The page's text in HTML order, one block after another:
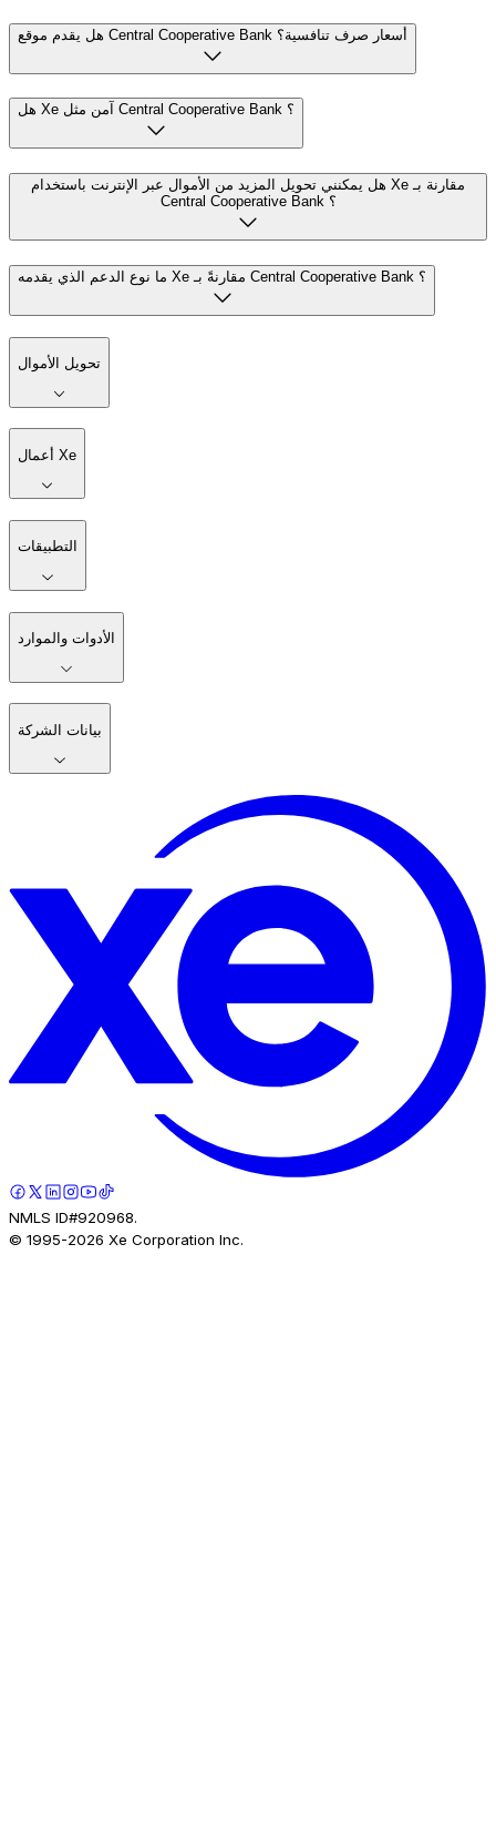
هل يقدم موقع Central Cooperative Bank أسعار صرف تنافسية؟
هل Xe آمن مثل Central Cooperative Bank ؟
هل يمكنني تحويل المزيد من الأموال عبر الإنترنت باستخدام Xe مقارنة بـ
Central Cooperative Bank ؟
ما نوع الدعم الذي يقدمه Xe مقارنةً بـ Central Cooperative Bank ؟
تحويل الأموال
أعمال Xe
التطبيقات
الأدوات والموارد
بيانات الشركة
NMLS ID#920968.
© 1995-2026 Xe Corporation Inc.